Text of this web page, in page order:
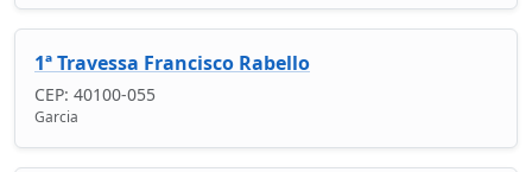
1ª Travessa Francisco Rabello
CEP: 40100-055
Garcia